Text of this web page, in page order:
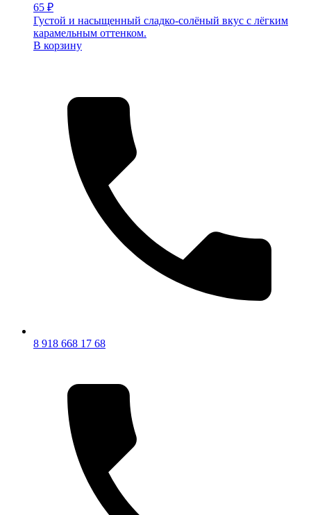
65 ₽
Густой и насыщенный сладко-солёный вкус с лёгким
карамельным оттенком.
В корзину
8 918 668 17 68